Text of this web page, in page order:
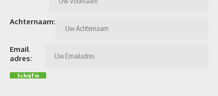
Achternaam:
Email
adres: